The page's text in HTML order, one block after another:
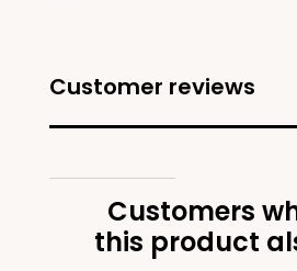
Customer reviews
Customers
this product